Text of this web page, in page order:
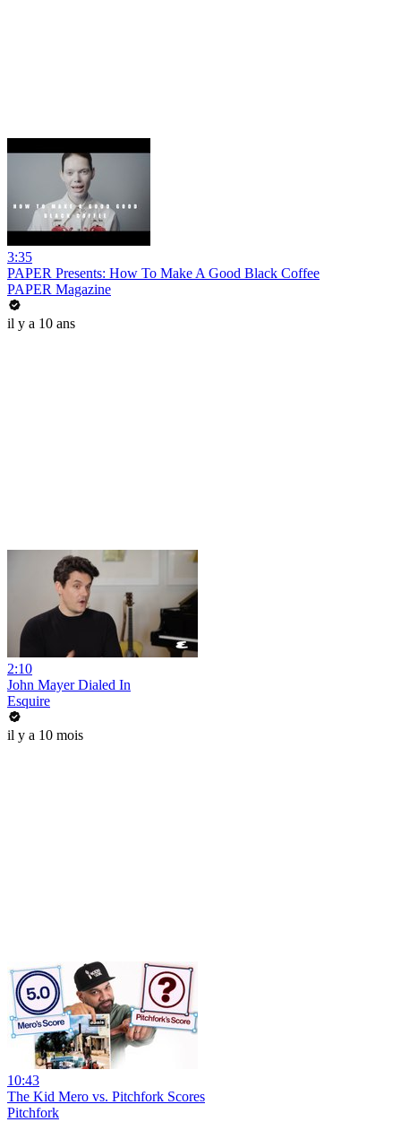
3:35
PAPER Presents: How To Make A Good Black Coffee
PAPER Magazine
il y a 10 ans
2:10
John Mayer Dialed In
Esquire
il y a 10 mois
10:43
The Kid Mero vs. Pitchfork Scores
Pitchfork